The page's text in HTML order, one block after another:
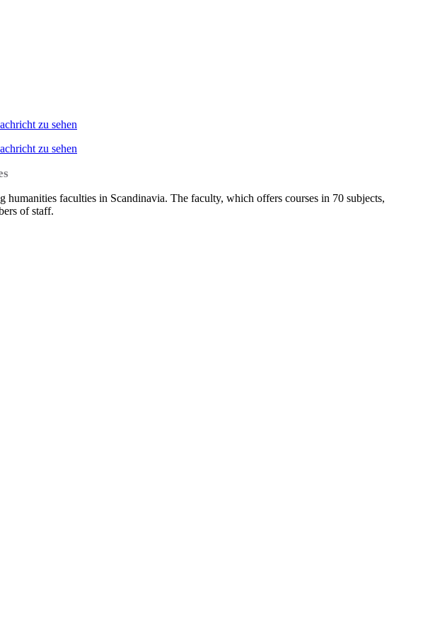
zu sehen
zu sehen
humanities faculties in Scandinavia. The faculty, which offers courses in 70 subjects,
of staff.